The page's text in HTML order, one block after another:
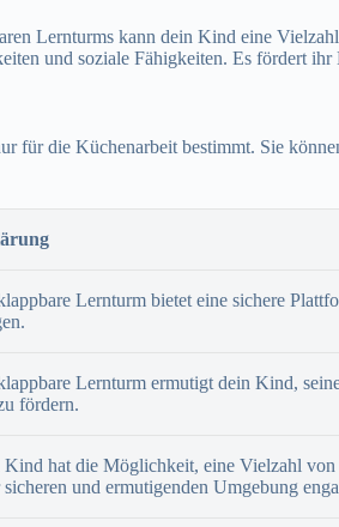
Lernturms kann dein Kind eine
und soziale Fähigkeiten. Es fördert
für die Küchenarbeit bestimmt. Sie
Lernturm bietet eine sichere
Lernturm ermutigt dein Kind,
fördern.
hat die Möglichkeit, eine Vielzahl
sicheren und ermutigenden Umgebung